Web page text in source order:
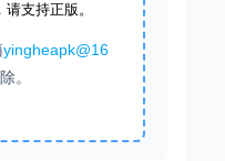
支持正版。
yingheapk@16
。